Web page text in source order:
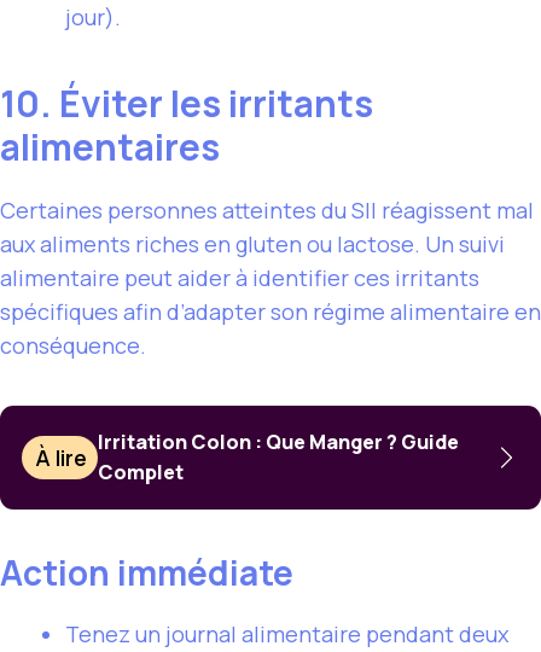
jour).
10. Éviter les irritants
alimentaires
Certaines personnes atteintes du SII réagissent mal
aux aliments riches en gluten ou lactose. Un suivi
alimentaire peut aider à identifier ces irritants
spécifiques afin d’adapter son régime alimentaire en
conséquence.
À lire
Irritation Colon : Que Manger ? Guide
Complet
Action immédiate
Tenez un journal alimentaire pendant deux